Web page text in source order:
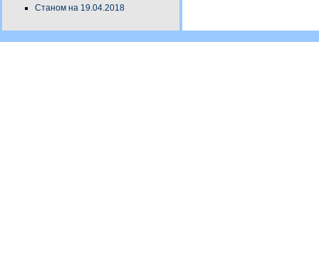
Станом на 19.04.2018